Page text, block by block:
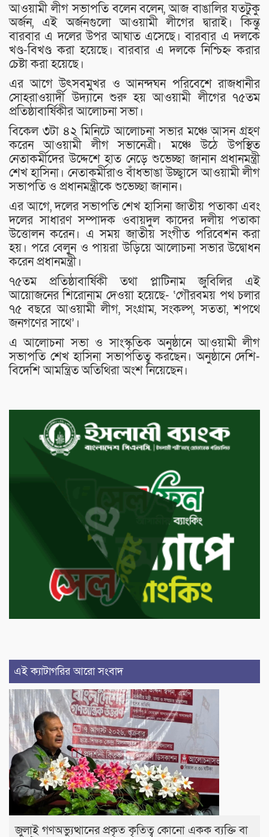
আওয়ামী লীগ সভাপতি বলেন বলেন, আজ বাঙালির যতটুকু
অর্জন, এই অর্জনগুলো আওয়ামী লীগের দ্বারাই। কিন্তু
বারবার এ দলের উপর আঘাত এসেছে। বারবার এ দলকে
খণ্ড-বিখণ্ড করা হয়েছে। বারবার এ দলকে নিশ্চিহ্ন করার
চেষ্টা করা হয়েছে।
এর আগে উৎসবমুখর ও আনন্দঘন পরিবেশে রাজধানীর
সোহরাওয়ার্দী উদ্যানে শুরু হয় আওয়ামী লীগের ৭৫তম
প্রতিষ্ঠাবার্ষিকীর আলোচনা সভা।
বি‌কেল ৩টা ৪২ মিনিটে আলোচনা সভার মঞ্চে আসন গ্রহণ
করেন আওয়ামী লীগ সভানেত্রী। মঞ্চে উঠে উপস্থিত
নেতাকর্মীদের উদ্দেশে হাত নেড়ে শুভেচ্ছা জানান প্রধানমন্ত্রী
শেখ হা‌সিনা। নেতাকর্মীরাও বাঁধভাঙা উচ্ছ্বাসে আওয়ামী লীগ
সভাপতি ও প্রধানমন্ত্রীকে শুভেচ্ছা জানান।
এর আগে, দলের সভাপতি শেখ হাসিনা জাতীয় পতাকা এবং
দলের সাধারণ সম্পাদক ওবায়দুল কাদের দলীয় পতাকা
উত্তোলন করেন। এ সময় জাতীয় সংগীত পরিবেশন করা
হয়। পরে বেলুন ও পায়রা উড়িয়ে আলোচনা সভার উদ্বোধন
করেন প্রধানমন্ত্রী।
৭৫তম প্রতিষ্ঠাবার্ষিকী তথা প্লাটিনাম জুবিলির এই
আয়োজনের শিরোনাম দেওয়া হয়েছে- ‘গৌরবময় পথ চলার
৭৫ বছরে আওয়ামী লীগ, সংগ্রাম, সংকল্প, সততা, শপ‌থে
জনগ‌ণের সা‌থে’।
এ আলোচনা সভা ও সাংস্কৃতিক অনুষ্ঠানে আওয়ামী লীগ
সভাপতি শেখ হাসিনা সভাপতিত্ব করছেন। অনুষ্ঠানে দেশি-
বিদেশি আমন্ত্রিত অতিথিরা অংশ নি‌য়ে‌ছেন।
এই ক্যাটাগরির আরো সংবাদ
জুলাই গণঅভ্যুত্থানের প্রকৃত কৃতিত্ব কোনো একক ব্যক্তি বা